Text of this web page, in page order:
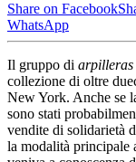
Share on Facebook
WhatsApp
Il gruppo di arpilleras
collezione di oltre
New York. Anche se
sono stati
vendite di solidarietà
la modalità principale